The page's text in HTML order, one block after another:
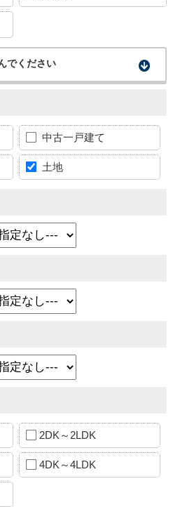
でください
中古一戸建て
土地
2DK～2LDK
4DK～4LDK